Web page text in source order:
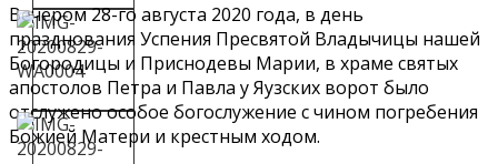
Вечером 28-го августа 2020 года, в день
празднования Успения Пресвятой Владычицы нашей
Богородицы и Приснодевы Марии, в храме святых
апостолов Петра и Павла у Яузских ворот было
отслужено особое богослужение с чином погребения
Божией Матери и крестным ходом.